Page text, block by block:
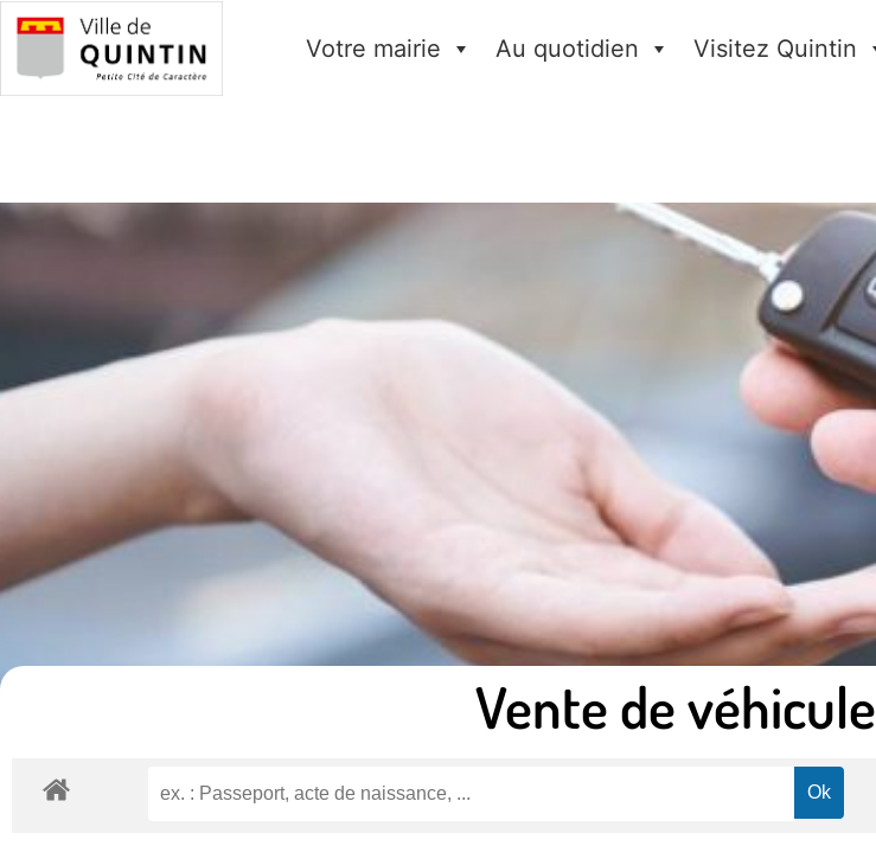
Votre mairie Au quotidien Visitez Quintin
Vente de véhicule